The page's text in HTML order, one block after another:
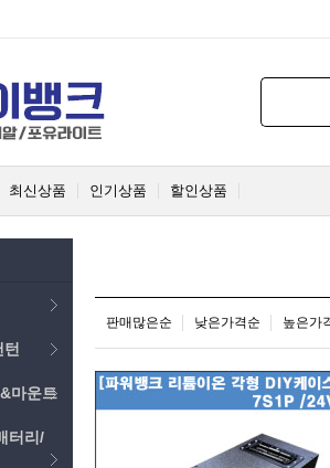
최신상품 인기상품 할인상품
마운트
터리/
판매많은순 낮은가격순 높은가